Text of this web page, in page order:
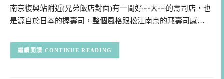
南京復興站附近(兄弟飯店對面)有一間好~~大~~的壽司店，也
是源自於日本的握壽司，整個風格跟松江南京的藏壽司感…
CONTINUE READING